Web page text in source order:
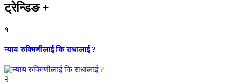
ट्रेन्डिङ+
१
न्याय रुक्मिणीलाई कि राधालाई ?
२